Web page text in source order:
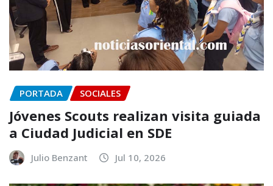
PORTADA SOCIALES
Jóvenes Scouts realizan visita guiada
a Ciudad Judicial en SDE
Julio Benzant Jul 10, 2026